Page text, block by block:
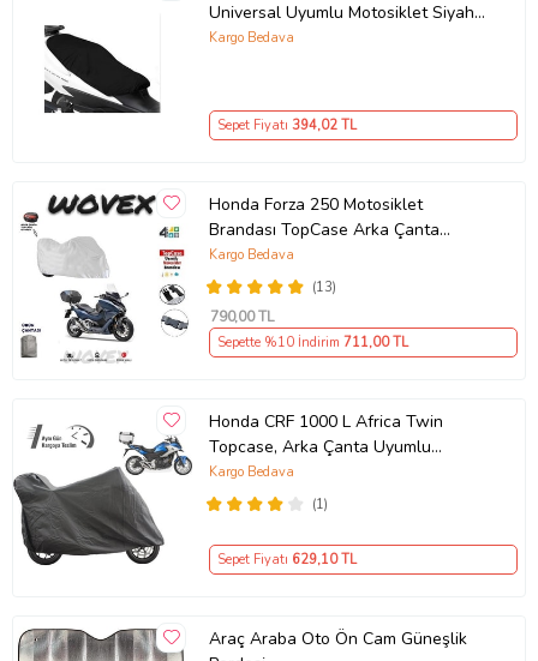
Universal Uyumlu Motosiklet Siyah
Sele Kılıfı Motor Koltuk Brandası
Kargo Bedava
Sepet Fiyatı 394,02 TL
Honda Forza 250 Motosiklet
Brandası TopCase Arka Çanta
Uyumlu Branda,Örtü
(13)
Kargo Bedava
790,00 TL
Sepette %10 İndirim 711,00 TL
Honda CRF 1000 L Africa Twin
Topcase, Arka Çanta Uyumlu
Motosiklet Branda, Motor Örtüsü ,
Çadır
(1)
Kargo Bedava
Sepet Fiyatı 629,10 TL
Araç Araba Oto Ön Cam Güneşlik